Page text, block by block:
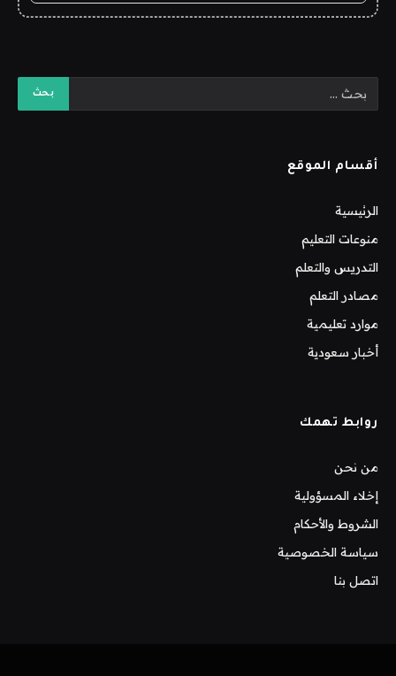
أقسام الموقع
الرئيسية
منوعات التعليم
التدريس والتعلم
مصادر التعلم
موارد تعليمية
أخبار سعودية
روابط تهمك
من نحن
إخلاء المسؤولية
الشروط والأحكام
سياسة الخصوصية
اتصل بنا